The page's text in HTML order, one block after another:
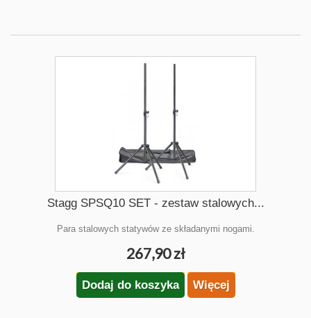
Stagg SPSQ10 SET - zestaw stalowych...
Para stalowych statywów ze składanymi nogami.
267,90 zł
Dodaj do koszyka Więcej